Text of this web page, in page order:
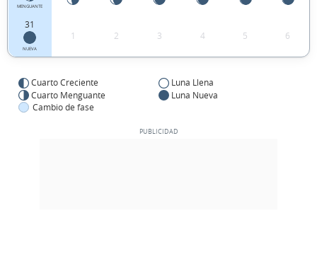
MENGUANTE
31
NUEVA
1 2 3 4 5 6
Cuarto Creciente
Luna Llena
Cuarto Menguante
Luna Nueva
Cambio de fase